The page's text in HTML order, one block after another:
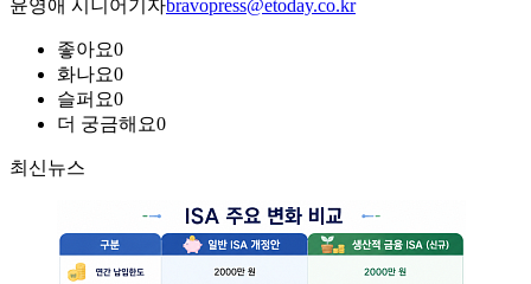
윤영애 시니어기자bravopress@etoday.co.kr
좋아요0
화나요0
슬퍼요0
더 궁금해요0
최신뉴스